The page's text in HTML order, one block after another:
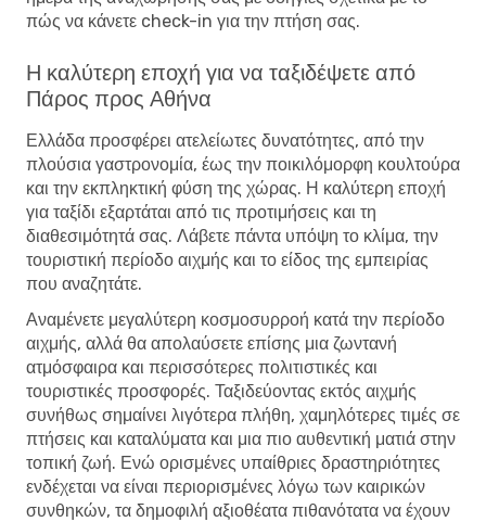
πώς να κάνετε check-in για την πτήση σας.
Η καλύτερη εποχή για να ταξιδέψετε από
Πάρος προς Αθήνα
Ελλάδα προσφέρει ατελείωτες δυνατότητες, από την
πλούσια γαστρονομία, έως την ποικιλόμορφη κουλτούρα
και την εκπληκτική φύση της χώρας. Η καλύτερη εποχή
για ταξίδι εξαρτάται από τις προτιμήσεις και τη
διαθεσιμότητά σας. Λάβετε πάντα υπόψη το κλίμα, την
τουριστική περίοδο αιχμής και το είδος της εμπειρίας
που αναζητάτε.
Αναμένετε μεγαλύτερη κοσμοσυρροή κατά την περίοδο
αιχμής, αλλά θα απολαύσετε επίσης μια ζωντανή
ατμόσφαιρα και περισσότερες πολιτιστικές και
τουριστικές προσφορές. Ταξιδεύοντας εκτός αιχμής
συνήθως σημαίνει λιγότερα πλήθη, χαμηλότερες τιμές σε
πτήσεις και καταλύματα και μια πιο αυθεντική ματιά στην
τοπική ζωή. Ενώ ορισμένες υπαίθριες δραστηριότητες
ενδέχεται να είναι περιορισμένες λόγω των καιρικών
συνθηκών, τα δημοφιλή αξιοθέατα πιθανότατα να έχουν